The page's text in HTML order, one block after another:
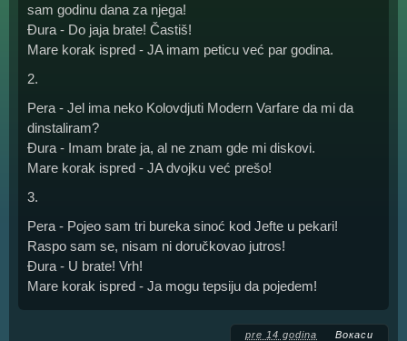
sam godinu dana za njega!
Đura - Do jaja brate! Častiš!
Mare korak ispred - JA imam peticu već par godina.
2.
Pera - Jel ima neko Kolovdjuti Modern Varfare da mi da
dinstaliram?
Đura - Imam brate ja, al ne znam gde mi diskovi.
Mare korak ispred - JA dvojku već prešo!
3.
Pera - Pojeo sam tri bureka sinoć kod Jefte u pekari!
Raspo sam se, nisam ni doručkovao jutros!
Đura - U brate! Vrh!
Mare korak ispred - Ja mogu tepsiju da pojedem!
pre 14 godina Вокаси